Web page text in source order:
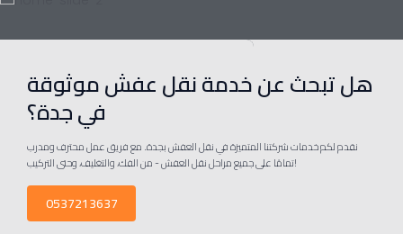
هل تبحث عن خدمة نقل عفش موثوقة
في جدة؟
نقدم لكم خدمات شركتنا المتميزة في نقل العفش بجدة. مع فريق عمل محترف ومدرب
تمامًا على جميع مراحل نقل العفش - من الفك، والتغليف، وحتى التركيب!
0537213637